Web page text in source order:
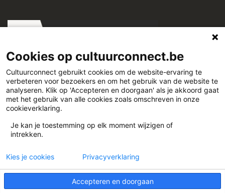
Cultuurconnect
www.cultuurconnect.be
Cookies op cultuurconnect.be
Cultuurconnect gebruikt cookies om de website-ervaring te
verbeteren voor bezoekers en om het gebruik van de website te
analyseren. Klik op 'Accepteren en doorgaan' als je akkoord gaat
met het gebruik van alle cookies zoals omschreven in onze
cookieverklaring.
Je kan je toestemming op elk moment wijzigen of
intrekken.
Accepteren en doorgaan
Kies je cookies Privacyverklaring